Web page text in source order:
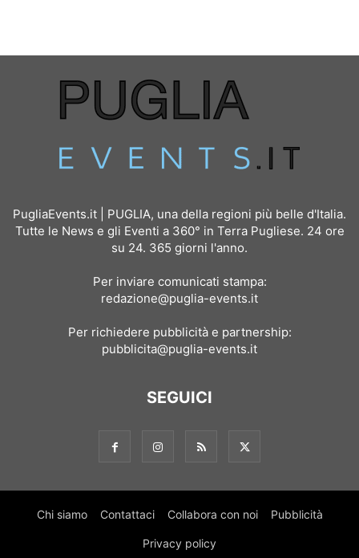
PugliaEvents.it | PUGLIA, una della regioni più belle d'Italia.
Tutte le News e gli Eventi a 360° in Terra Pugliese. 24 ore
su 24. 365 giorni l'anno.
Per inviare comunicati stampa:
redazione@puglia-events.it
Per richiedere pubblicità e partnership:
pubblicita@puglia-events.it
SEGUICI
Chi siamo Contattaci Collabora con noi Pubblicità
Privacy policy